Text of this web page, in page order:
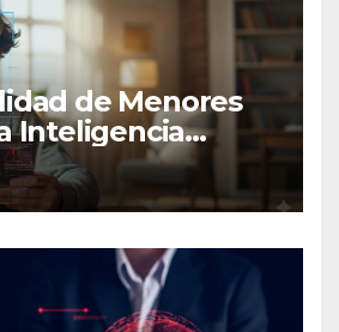
de Menores
Inteligencia
Digitales,
y Protección